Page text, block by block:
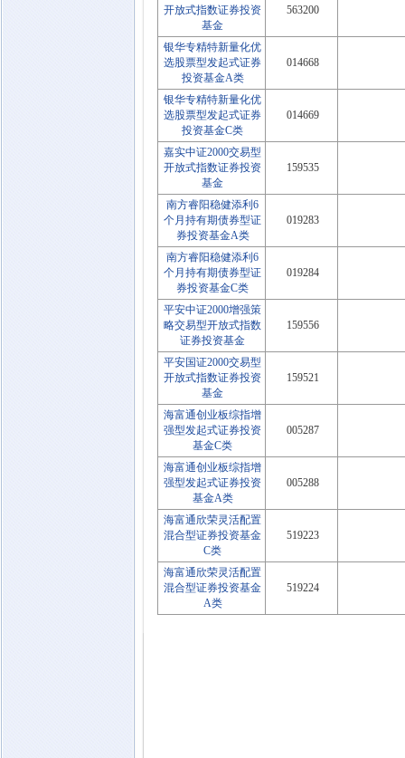
开放式指数证券投资
基金
563200
银华专精特新量化优
选股票型发起式证券
投资基金A类
014668
银华专精特新量化优
选股票型发起式证券
投资基金C类
014669
嘉实中证2000交易型
开放式指数证券投资
基金
159535
南方睿阳稳健添利6
个月持有期债券型证
券投资基金A类
019283
南方睿阳稳健添利6
个月持有期债券型证
券投资基金C类
019284
平安中证2000增强策
略交易型开放式指数
证券投资基金
159556
平安国证2000交易型
开放式指数证券投资
基金
159521
海富通创业板综指增
强型发起式证券投资
基金C类
005287
海富通创业板综指增
强型发起式证券投资
基金A类
005288
海富通欣荣灵活配置
混合型证券投资基金
C类
519223
海富通欣荣灵活配置
混合型证券投资基金
A类
519224